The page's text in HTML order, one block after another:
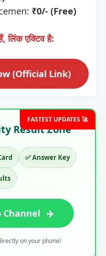
₹0/- (Free)
लिंक एक्टिव है:
(Official Link)
FASTEST UPDATES 🚀
Result Zone’
✅ Answer Key
Channel ✈️
on your phone!